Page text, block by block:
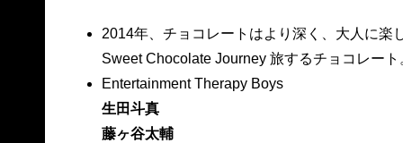
2014年、チョコレートはより深く、大人に楽
Sweet Chocolate Journey 旅するチョコレート
Entertainment Therapy Boys
生田斗真
藤ヶ谷太輔